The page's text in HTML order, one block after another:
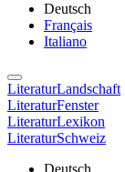
Deutsch
Français
Italiano
LiteraturLandschaft
LiteraturFenster
LiteraturLexikon
LiteraturSchweiz
Deutsch